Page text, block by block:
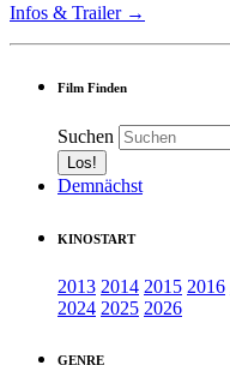
Infos & Trailer →
Film Finden
Suchen
Demnächst
KINOSTART
2013 2014 2015 2016
2024 2025 2026
GENRE